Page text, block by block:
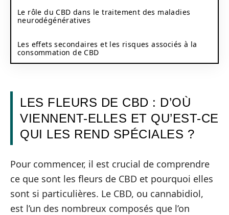
Le rôle du CBD dans le traitement des maladies
neurodégénératives
Les effets secondaires et les risques associés à la
consommation de CBD
LES FLEURS DE CBD : D’OÙ
VIENNENT-ELLES ET QU’EST-CE
QUI LES REND SPÉCIALES ?
Pour commencer, il est crucial de comprendre
ce que sont les fleurs de CBD et pourquoi elles
sont si particulières. Le CBD, ou cannabidiol,
est l’un des nombreux composés que l’on